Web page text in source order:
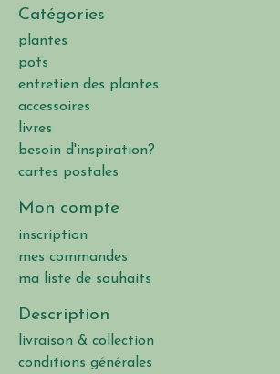
Catégories
plantes
pots
entretien des plantes
accessoires
livres
besoin d'inspiration?
cartes postales
Mon compte
inscription
mes commandes
ma liste de souhaits
Description
livraison & collection
conditions générales